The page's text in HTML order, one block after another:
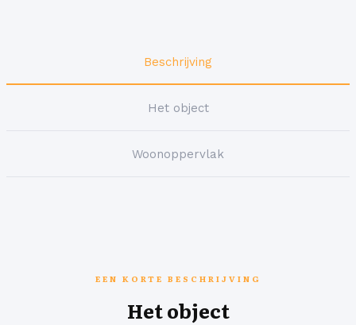
Beschrijving
Het object
Woonoppervlak
EEN KORTE BESCHRIJVING
Het object